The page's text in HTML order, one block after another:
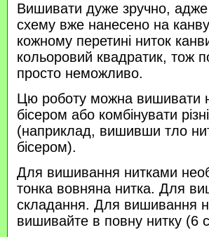
Вишивати дуже зручно,
схему вже нанесено на
кожному перетині ниток
кольоровий квадратик, тож
просто неможливо.
Цю роботу можна вишивати
бісером або комбінувати
(наприклад, вишивши тло
бісером).
Для вишивання нитками
тонка вовняна нитка. Для
складання. Для вишивання
вишивайте в повну нитку (6